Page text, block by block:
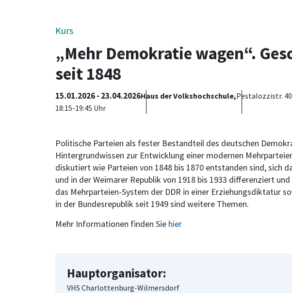
Kurs
„Mehr Demokratie wagen“.
seit 1848
15.01.2026 - 23.04.2026
18:15-19:45 Uhr
Haus der Volkshochschule,Pestalozzistr.
Politische Parteien als fester Bestandteil des deutschen
Hintergrundwissen zur Entwicklung einer modernen
diskutiert wie Parteien von 1848 bis 1870 entstanden sind, sich
und in der Weimarer Republik von 1918 bis 1933 differenziert
das Mehrparteien-System der DDR in einer Erziehungsdiktatur
in der Bundesrepublik seit 1949 sind weitere Themen.
Mehr Informationen finden Sie hier
Hauptorganisator:
VHS Charlottenburg-Wilmersdorf